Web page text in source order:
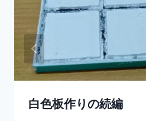
白色板作りの続編